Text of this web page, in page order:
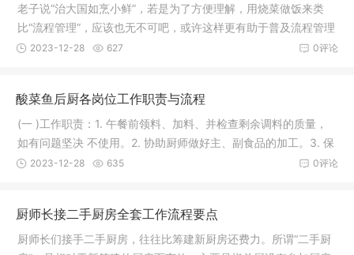
老子说“治大国如烹小鲜”，若是为了方便理解，用烧菜做饭来类
比“流程管理”，应该也无不可吧，或许这样更有助于普及流程管理
意
0评论
2023-12-28 627
酸菜鱼后厨各岗位工作职责与流程
(一 )工作职责：1. 午餐前领料、加料、并检查剩余调料的质量，
如有问题坚决 不使用。2. 协助厨师做好主、副食品的加工。3. 保
证
0评论
2023-12-28 635
厨师长接二手厨房全套工作流程要点
厨师长们接手二手厨房，往往比筹建新厨房还费力。所谓“二手厨